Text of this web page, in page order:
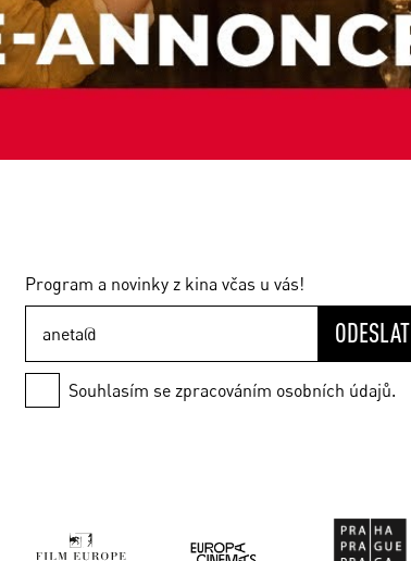
Program a novinky z kina včas u vás!
ODESLAT
Souhlasím se zpracováním osobních údajů.